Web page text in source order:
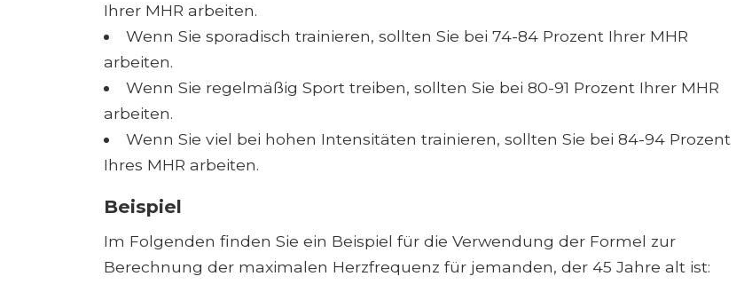
Ihrer MHR arbeiten.
Wenn Sie sporadisch trainieren, sollten Sie bei 74-84 Prozent Ihrer MHR
arbeiten.
Wenn Sie regelmäßig Sport treiben, sollten Sie bei 80-91 Prozent Ihrer MHR
arbeiten.
Wenn Sie viel bei hohen Intensitäten trainieren, sollten Sie bei 84-94 Prozent
Ihres MHR arbeiten.
Beispiel
Im Folgenden finden Sie ein Beispiel für die Verwendung der Formel zur
Berechnung der maximalen Herzfrequenz für jemanden, der 45 Jahre alt ist: